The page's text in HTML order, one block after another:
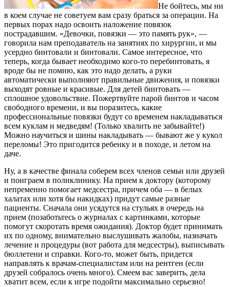
Не бойтесь, мы ни
в коем случае не советуем вам сразу браться за операции. На
первых порах надо освоить наложение повязок
пострадавшим. «Девочки, повязки — это память рук», —
говорила нам преподаватель на занятиях по хирургии, и мы
усердно бинтовали и бинтовали. Самое интересное, что
теперь, когда бывает необходимо кого-то перебинтовать, я
вроде бы не помню, как это надо делать, а руки
автоматически выполняют правильные движения, и повязки
выходят ровные и красивые. Для детей бинтовать —
сплошное удовольствие. Пожертвуйте парой бинтов и часом
свободного времени, и вы поразитесь, какие
профессиональные повязки будут со временем накладываться
всем куклам и медведям! (Только хвалить не забывайте!)
Можно научиться и шины накладывать — бывают же у кукол
переломы! Это пригодится ребенку и в походе, и летом на
даче.
Ну, а в качестве финала соберем всех членов семьи или друзей
и поиграем в поликлинику. На прием к доктору (которому
непременно помогает медсестра, причем оба — в белых
халатах или хотя бы накидках) придут самые разные
пациенты. Сначала они усядутся на стульях в очередь на
прием (позаботьтесь о журналах с картинками, которые
помогут скоротать время ожидания). Доктор будет принимать
их по одному, внимательно выслушивать жалобы, назначать
лечение и процедуры (вот работа для медсестры), выписывать
бюллетени и справки. Кого-то, может быть, придется
направлять к врачам-специалистам или на рентген (если
друзей собралось очень много). Смеем вас заверить, дела
хватит всем, если к игре подойти максимально серьезно!